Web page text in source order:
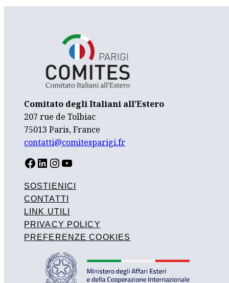
Comitato degli Italiani all’Estero
207 rue de Tolbiac
75013 Paris, France
contatti@comitesparigi.fr
FACEBOOK LINKEDIN INSTAGRAM YOUTUBE
SOSTIENICI
CONTATTI
LINK UTILI
PRIVACY POLICY
PREFERENZE COOKIES